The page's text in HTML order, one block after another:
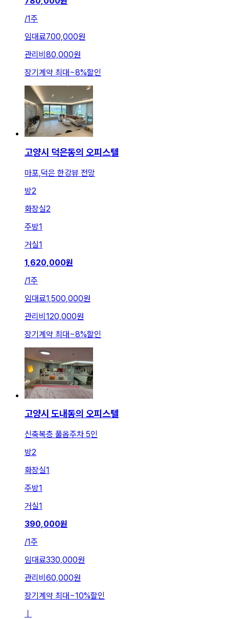
/1주
임대료700,000원
관리비 80,000원
장기계약 최대~8%할인
고양시 덕은동의 오피스텔
마포,덕은 한강뷰 전망
방2
화장실2
주방1
거실1
1,620,000원
/1주
임대료1,500,000원
관리비 120,000원
장기계약 최대~8%할인
고양시 도내동의 오피스텔
신축복층 풀옵주차 5인
방2
화장실1
주방1
거실1
390,000원
/1주
임대료330,000원
관리비 60,000원
장기계약 최대~10%할인
ㅣ